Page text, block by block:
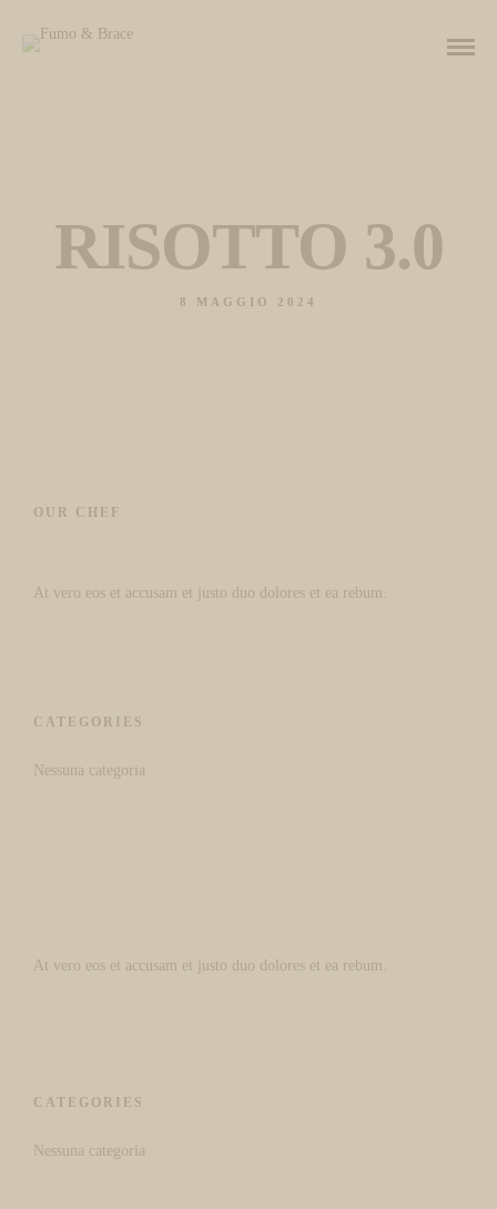
RISOTTO 3.0
8 MAGGIO 2024
OUR CHEF
At vero eos et accusam et justo duo dolores et ea rebum.
CATEGORIES
Nessuna categoria
At vero eos et accusam et justo duo dolores et ea rebum.
CATEGORIES
Nessuna categoria